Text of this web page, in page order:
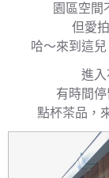
園區空間
但愛
哈～來到這
進
有時間
點杯茶品，